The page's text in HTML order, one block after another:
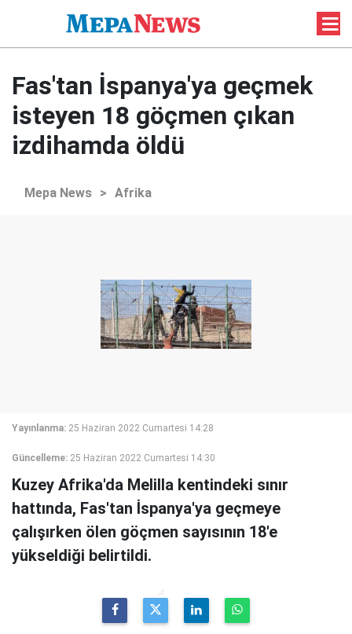
Fas'tan İspanya'ya geçmek
isteyen 18 göçmen çıkan
izdihamda öldü
Mepa News > Afrika
Yayınlanma: 25 Haziran 2022 Cumartesi 14:28
Güncelleme: 25 Haziran 2022 Cumartesi 14:30
Kuzey Afrika'da Melilla kentindeki sınır
hattında, Fas'tan İspanya'ya geçmeye
çalışırken ölen göçmen sayısının 18'e
yükseldiği belirtildi.